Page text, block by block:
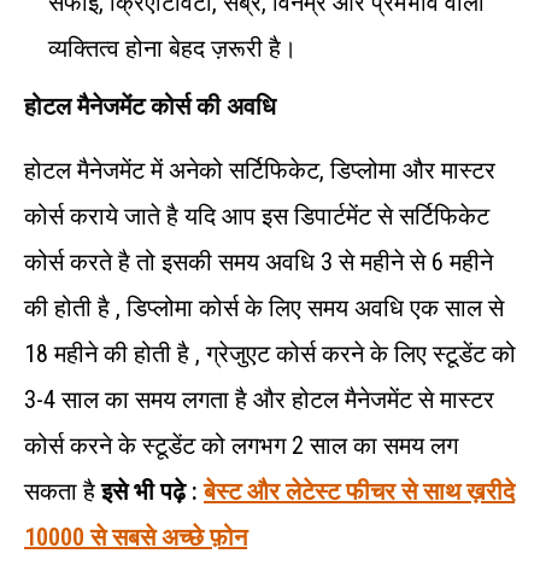
व्यक्तित्व होना बेहद ज़रूरी है।
होटल मैनेजमेंट कोर्स की अवधि
होटल मैनेजमेंट में अनेको सर्टिफिकेट, डिप्लोमा और मास्टर
कोर्स कराये जाते है यदि आप इस डिपार्टमेंट से सर्टिफिकेट
कोर्स करते है तो इसकी समय अवधि 3 से महीने से 6 महीने
की होती है , डिप्लोमा कोर्स के लिए समय अवधि एक साल से
18 महीने की होती है , ग्रेजुएट कोर्स करने के लिए स्टूडेंट को
3-4 साल का समय लगता है और होटल मैनेजमेंट से मास्टर
कोर्स करने के स्टूडेंट को लगभग 2 साल का समय लग
सकता हैइसे भी पढ़े :बेस्ट और लेटेस्ट फीचर से साथ ख़रीदे
10000 से सबसे अच्छे फ़ोन